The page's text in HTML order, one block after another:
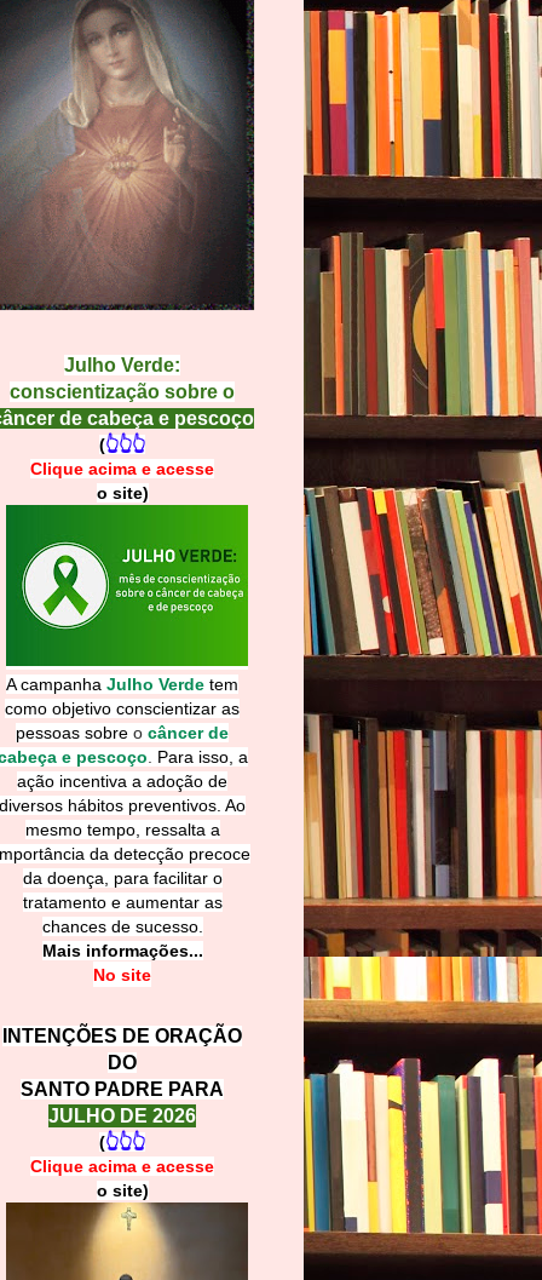
Julho Verde:
conscientização sobre o
de cabeça e pescoço
(👆👆👆
Clique acima e acesse
o site)
A campanha Julho Verde tem
como objetivo conscientizar as
pessoas sobre o câncer de
e pescoço
Para isso, a
ação incentiva a adoção de
diversos hábitos preventivos. Ao
mesmo tempo, ressalta a
da detecção precoce
da doença, para facilitar o
tratamento e aumentar as
chances de sucesso.
Mais informações...
No site
INTENÇÕES DE ORAÇÃO
DO
SANTO PADRE PARA
JULHO DE 2026
(👆👆👆
Clique acima e acesse
o site)